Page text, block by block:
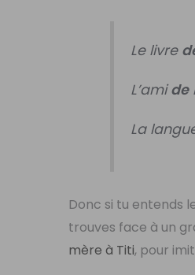
Le livre
L’amide
La
Donc si tu entends
trouves face à un
mère à Titi, pour